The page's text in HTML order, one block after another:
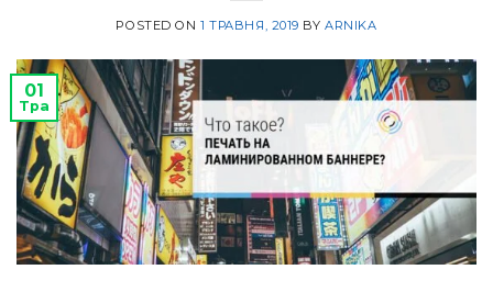
POSTED ON1 ТРАВНЯ, 2019 BYARNIKA
01
Тра